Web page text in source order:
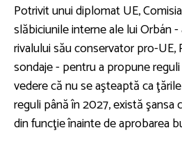
Potrivit unui diplomat UE,
slăbiciunile interne ale lui Orbán
rivalului său conservator pro-UE,
sondaje - pentru a propune
vedere că nu se aşteaptă ca
reguli până în 2027, există şansa
din funcţie înainte de aprobarea